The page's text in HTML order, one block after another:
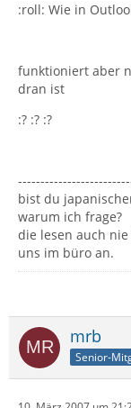
:roll: Wie in
funktioniert aber
dran ist
:? :? :?
bist du
warum ich frage?
die lesen auch
uns im büro an.
mrb
Senior-